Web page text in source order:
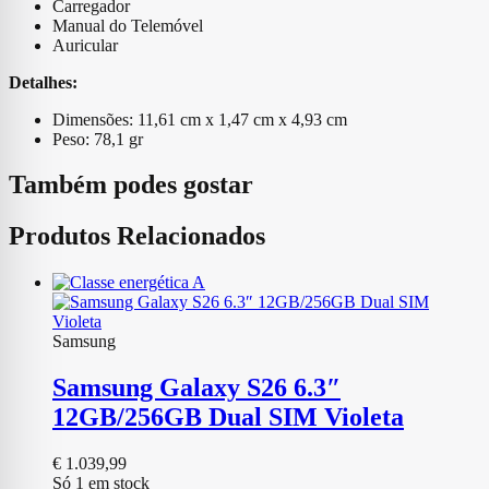
Carregador
Manual do Telemóvel
Auricular
Detalhes:
Dimensões: 11,61 cm x 1,47 cm x 4,93 cm
Peso: 78,1 gr
Também podes gostar
Produtos Relacionados
Samsung
Samsung Galaxy S26 6.3″
12GB/256GB Dual SIM Violeta
€ 1.039,99
Só 1 em stock